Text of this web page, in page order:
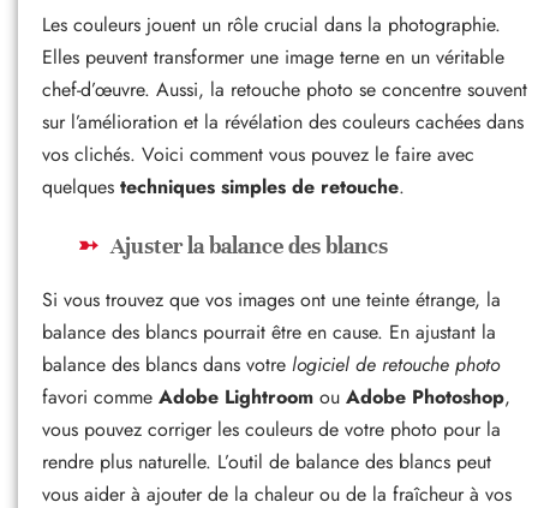
Les couleurs jouent un rôle crucial dans la photographie.
Elles peuvent transformer une image terne en un véritable
chef-d’œuvre. Aussi, la retouche photo se concentre souvent
sur l’amélioration et la révélation des couleurs cachées dans
vos clichés. Voici comment vous pouvez le faire avec
quelques techniques simples de retouche.
Ajuster la balance des blancs
Si vous trouvez que vos images ont une teinte étrange, la
balance des blancs pourrait être en cause. En ajustant la
balance des blancs dans votre logiciel de retouche photo
favori comme Adobe Lightroom ou Adobe Photoshop,
vous pouvez corriger les couleurs de votre photo pour la
rendre plus naturelle. L’outil de balance des blancs peut
vous aider à ajouter de la chaleur ou de la fraîcheur à vos